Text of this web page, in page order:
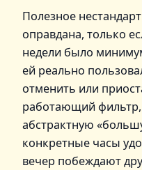
Полезное
оправдана, только
недели было
ей реально
отменить или
работающий
абстрактную
конкретные часы
вечер побеждают